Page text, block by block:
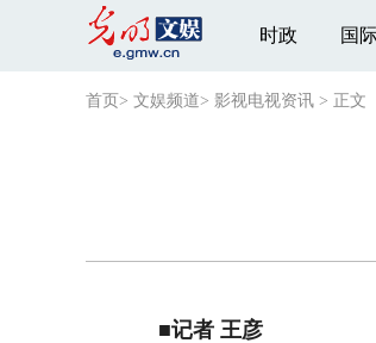
时政 国
首页 > 文娱频道> 影视电视资讯 > 正文
■记者 王彦